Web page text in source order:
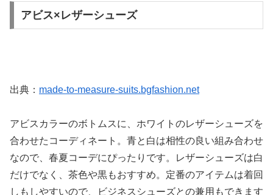
アビス×レザーシューズ
出典： made-to-measure-suits.bgfashion.net
アビスカラーのボトムスに、ホワイトのレザーシューズを
合わせたコーディネート。青と白は相性の良い組み合わせ
なので、春夏コーデにぴったりです。レザーシューズは白
だけでなく、茶色や黒もおすすめ。定番のアイテムは着回
しもしやすいので、ビジネスシューズとの兼用もできます